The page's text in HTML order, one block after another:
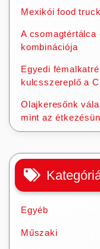
Mexikói food
A csomagtértálca
kombinációja
Egyedi
kulcsszereplő a
Olajkeresőnk
mint az
Egyéb
Műszaki